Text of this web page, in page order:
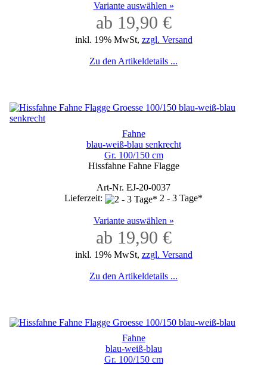
Variante auswählen »
ab 19,90 €
inkl. 19% MwSt, zzgl. Versand
Zu den Artikeldetails ...
Fahne
blau-weiß-blau senkrecht
Gr. 100/150 cm
Hissfahne Fahne Flagge
Art-Nr. EJ-20-0037
Lieferzeit:
2 - 3 Tage*
Variante auswählen »
ab 19,90 €
inkl. 19% MwSt, zzgl. Versand
Zu den Artikeldetails ...
Fahne
blau-weiß-blau
Gr. 100/150 cm